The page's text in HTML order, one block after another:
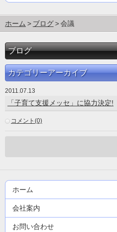
ホーム ブログ 会議
ブログ
カテゴリーアーカイブ
2011.07.13
「子育て支援メッセ」に協力決定!
コメント(0)
ホーム
会社案内
お問い合わせ